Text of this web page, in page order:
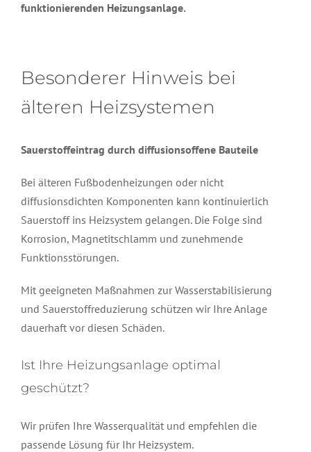
funktionierenden Heizungsanlage.
Besonderer Hinweis bei
älteren Heizsystemen
Sauerstoffeintrag durch diffusionsoffene Bauteile
Bei älteren Fußbodenheizungen oder nicht
diffusionsdichten Komponenten kann kontinuierlich
Sauerstoff ins Heizsystem gelangen. Die Folge sind
Korrosion, Magnetitschlamm und zunehmende
Funktionsstörungen.
Mit geeigneten Maßnahmen zur Wasserstabilisierung
und Sauerstoffreduzierung schützen wir Ihre Anlage
dauerhaft vor diesen Schäden.
Ist Ihre Heizungsanlage optimal
geschützt?
Wir prüfen Ihre Wasserqualität und empfehlen die
passende Lösung für Ihr Heizsystem.